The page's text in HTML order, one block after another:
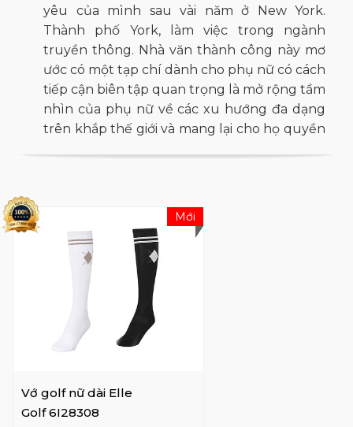
yêu của mình sau vài năm ở New York.
Thành phố York, làm việc trong ngành
truyền thông. Nhà văn thành công này mơ
ước có một tạp chí dành cho phụ nữ có cách
tiếp cận biên tập quan trọng là mở rộng tầm
nhìn của phụ nữ về các xu hướng đa dạng
trên khắp thế giới và mang lại cho họ quyền
dành cho phụ nữ do phụ nữ điều hành - đã
Tạp chí Elle được xuất bản tại Hoa Kỳ vào
năm 1985. Ngày nay, tạp chí hiện đã được
xuất bản ở 45 quốc gia trên thế giới. Và, con
số không ngừng tăng lên. Tạp chí Elle là tạp
chí thời trang số 1 thế giới, và nhờ thành
sẵn của thương hiệu Elle đã được ra mắt lần
đầu tiên tại Nhật Bản vào những năm 1980,
Vớ golf nữ dài Elle
Golf 6I28308
Mới